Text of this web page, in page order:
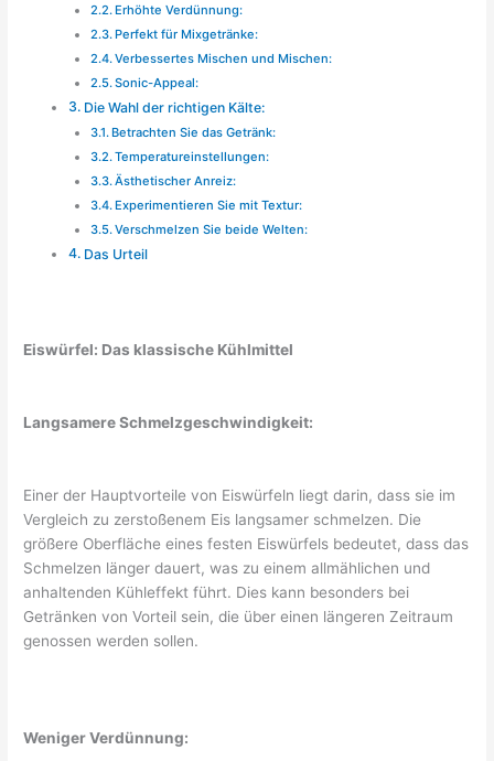
Erhöhte Verdünnung:
Perfekt für Mixgetränke:
Verbessertes Mischen und Mischen:
Sonic-Appeal:
Die Wahl der richtigen Kälte:
Betrachten Sie das Getränk:
Temperatureinstellungen:
Ästhetischer Anreiz:
Experimentieren Sie mit Textur:
Verschmelzen Sie beide Welten:
Das Urteil
Eiswürfel: Das klassische Kühlmittel
Langsamere Schmelzgeschwindigkeit:
Einer der Hauptvorteile von Eiswürfeln liegt darin, dass sie im
Vergleich zu zerstoßenem Eis langsamer schmelzen. Die
größere Oberfläche eines festen Eiswürfels bedeutet, dass das
Schmelzen länger dauert, was zu einem allmählichen und
anhaltenden Kühleffekt führt. Dies kann besonders bei
Getränken von Vorteil sein, die über einen längeren Zeitraum
genossen werden sollen.
Weniger Verdünnung: